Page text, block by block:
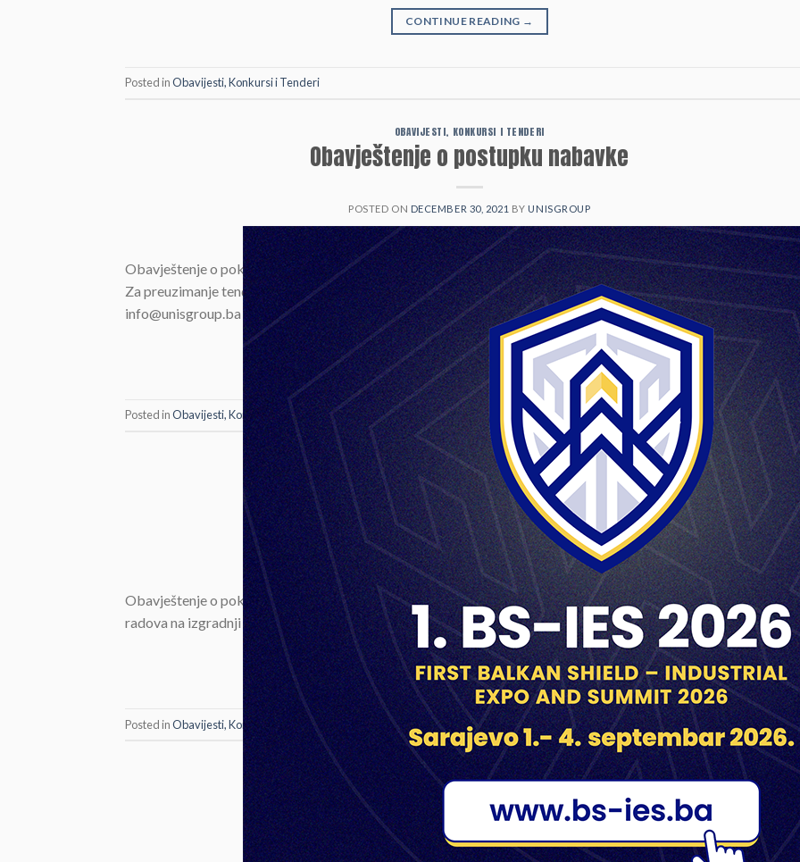
CONTINUE READING →
Posted inObavijesti, Konkursi i Tenderi
OBAVIJESTI, KONKURSI I TENDERI
Obavještenje o postupku nabavke
POSTED ON DECEMBER 30, 2021 BY UNISGROUP
Obavještenje o pokretanju postupka nabavke radova: Izgradnja administrativno-proizvodnog objekta ( III
Za preuzimanje tenderske dokumentacije zainteresovani ponuđači mogu se javiti zahtjevom na mail:
info@unisgroup.ba Tender je zatvoren.
CONTINUE READING→
Posted inObavijesti, Konkursi i Tenderi
OBAVIJESTI, KONKURSI I TENDERI
Obavještenje o nabavci
POSTED ONDECEMBER 17, 2020BYUNISGROUP
Obavještenje o pokretanju postupka nabavke usluge: Vršenje stručnog nadzora nad izvođenjem građevinskih
radova na izgradnji administrativno-proizvodnog objekta (II faza).
CONTINUE READING→
Posted inObavijesti, Konkursi i Tenderi
OBAVIJESTI, KONKURSI I TENDERI
Obavještenje o nabavci
POSTED ONNOVEMBER 30, 2020BYUNISGROUP